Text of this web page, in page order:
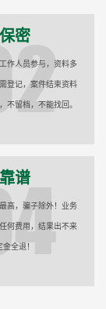
保密
作人员参与，资料多
登记，案件结束资料
不留档，不能找回。
靠谱
高，骗子除外！业务
何费用，结果出不来
金全退！